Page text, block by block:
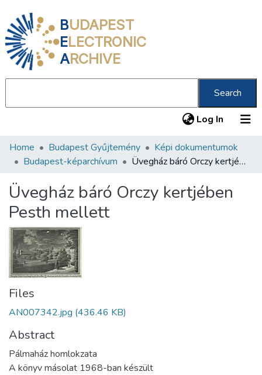
BUDAPEST
ELECTRONIC
ARCHIVE
Search
Log In (current)
Communities & Collections
Statistics
About us
Home Budapest Gyűjtemény
Képi dokumentumok
Budapest-képarchívum
Üvegház báró Orczy kertjében Pesth mellett
Üvegház báró Orczy kertjében
Pesth mellett
Files
AN007342.jpg (436.46 KB)
Abstract
Pálmaház homlokzata
A könyv másolat 1968-ban készült